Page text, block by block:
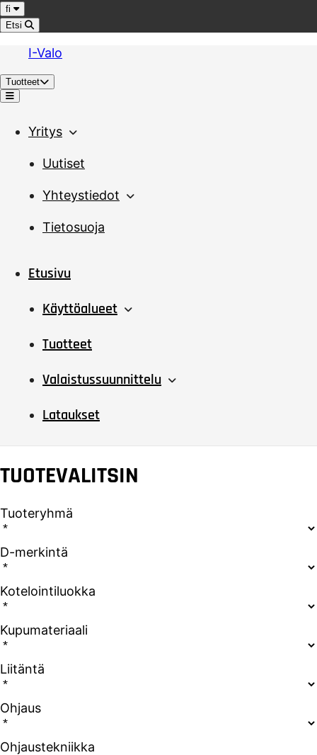
Hyppää sisältöön
Kieli
fi
Etsi
I-Valo
Tuotteet
Valikko
Yritys
Uutiset
Yhteystiedot
Tietosuoja
Etusivu
Käyttöalueet
Tuotteet
Valaistussuunnittelu
Lataukset
TUOTEVALITSIN
Tuoteryhmä
D-merkintä
Kotelointiluokka
Kupumateriaali
Liitäntä
Ohjaus
Ohjaustekniikka